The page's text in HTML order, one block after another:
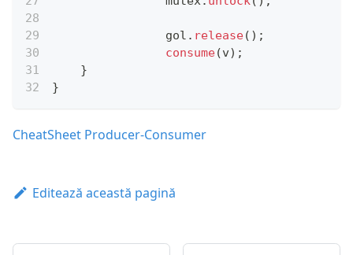
		gol
. release( ) ;
consume(v) ;
}
}
CheatSheet Producer-Consumer
Editează această pagină